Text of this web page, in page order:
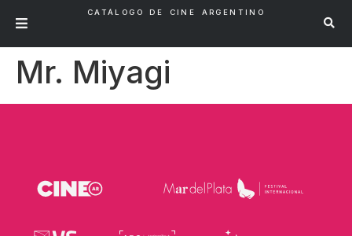
CATÁLOGO DE CINE ARGENTINO
Mr. Miyagi